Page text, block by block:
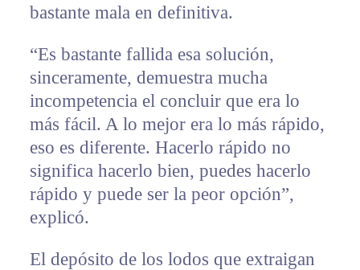
bastante mala en definitiva.
“Es bastante fallida esa solución,
sinceramente, demuestra mucha
incompetencia el concluir que era lo
más fácil. A lo mejor era lo más rápido,
eso es diferente. Hacerlo rápido no
significa hacerlo bien, puedes hacerlo
rápido y puede ser la peor opción”,
explicó.
El depósito de los lodos que extraigan